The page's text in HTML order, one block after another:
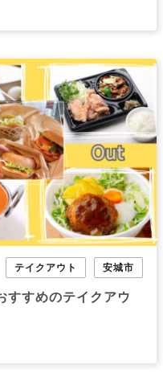
テイクアウト 安城市
すすめのテイクアウ